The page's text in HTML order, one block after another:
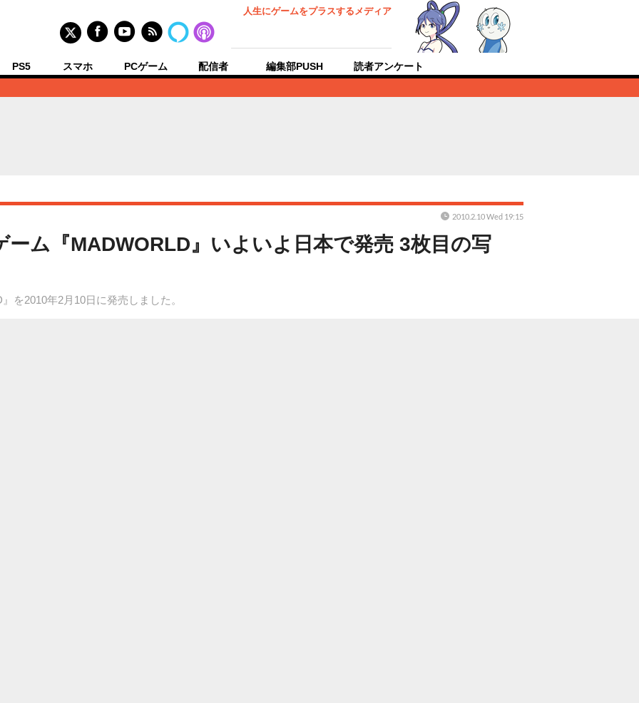
人生にゲームをプラスするメディア
PS5 スマホ PCゲーム 配信者 編集部PUSH 読者アンケート
ム『MADWORLD』いよいよ日本で発売 3枚目の写
を2010年2月10日に発売しました。
2010.2.10 Wed 19:15